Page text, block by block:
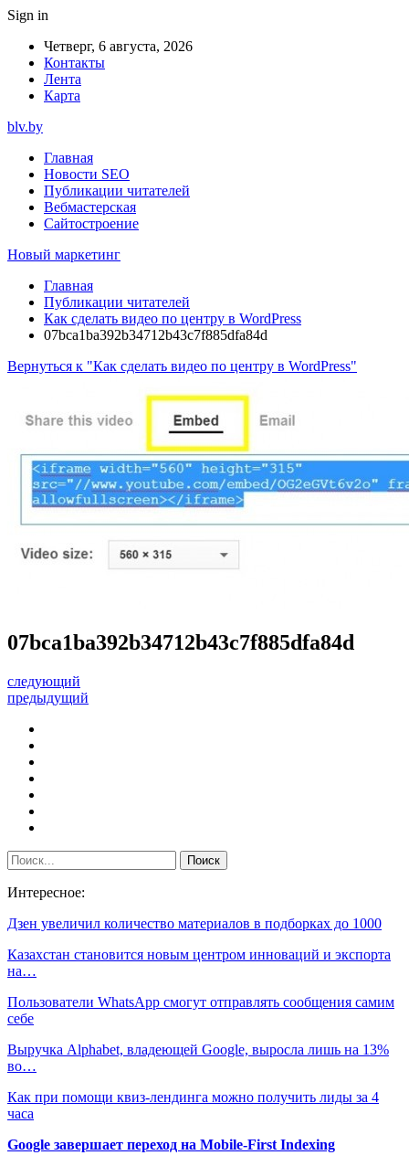
Sign in
Четверг, 6 августа, 2026
Контакты
Лента
Карта
blv.by
Главная
Новости SEO
Публикации читателей
Вебмастерская
Сайтостроение
Новый маркетинг
Главная
Публикации читателей
Как сделать видео по центру в WordPress
07bca1ba392b34712b43c7f885dfa84d
Вернуться к "Как сделать видео по центру в WordPress"
07bca1ba392b34712b43c7f885dfa84d
следующий
предыдущий
Интересное:
Дзен увеличил количество материалов в подборках до 1000
Казахстан становится новым центром инноваций и экспорта
на…
Пользователи WhatsApp смогут отправлять сообщения самим
себе
Выручка Alphabet, владеющей Google, выросла лишь на 13%
во…
Как при помощи квиз-лендинга можно получить лиды за 4
часа
Google завершает переход на Mobile-First Indexing